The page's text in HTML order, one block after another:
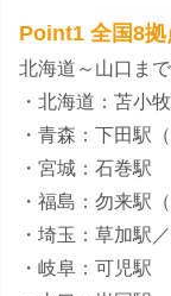
Point1 全国8拠
北海道～山口ま
・北海道：苫小
・青森：下田駅
・宮城：石巻駅
・福島：勿来駅
・埼玉：草加駅
・岐阜：可児駅